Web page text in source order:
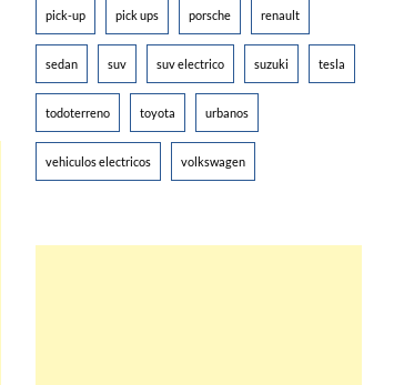
pick-up pick ups porsche renault
sedan suv suv electrico suzuki tesla
todoterreno toyota urbanos
vehiculos electricos volkswagen